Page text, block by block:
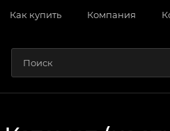
Как купить Компания